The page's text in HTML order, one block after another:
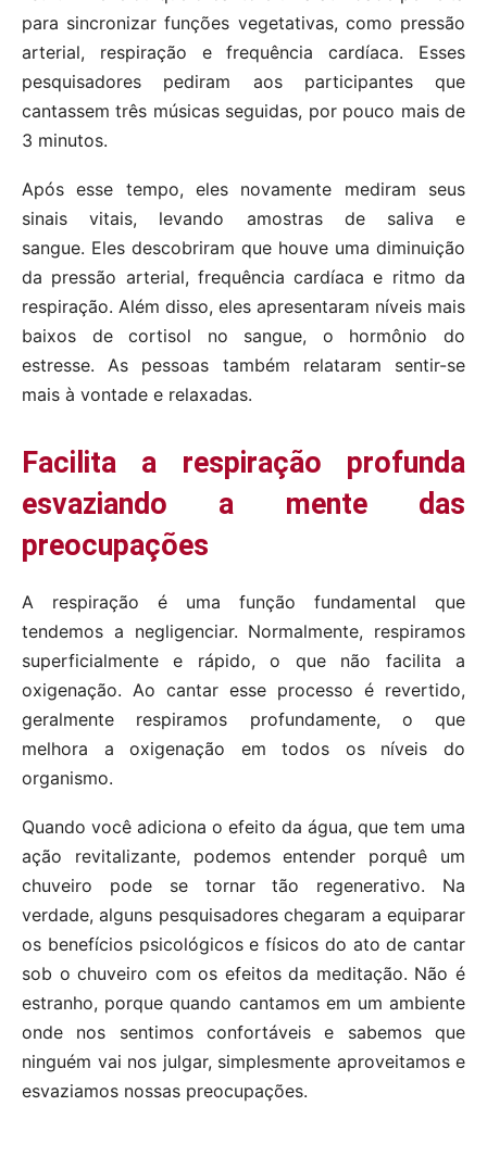
para sincronizar funções vegetativas, como pressão
arterial, respiração e frequência cardíaca. Esses
pesquisadores pediram aos participantes que
cantassem três músicas seguidas, por pouco mais de
3 minutos.
Após esse tempo, eles novamente mediram seus
sinais vitais, levando amostras de saliva e
sangue. Eles descobriram que houve uma diminuição
da pressão arterial, frequência cardíaca e ritmo da
respiração. Além disso, eles apresentaram níveis mais
baixos de cortisol no sangue, o hormônio do
estresse. As pessoas também relataram sentir-se
mais à vontade e relaxadas.
Facilita a respiração profunda
esvaziando a mente das
preocupações
A respiração é uma função fundamental que
tendemos a negligenciar. Normalmente, respiramos
superficialmente e rápido, o que não facilita a
oxigenação. Ao cantar esse processo é revertido,
geralmente respiramos profundamente, o que
melhora a oxigenação em todos os níveis do
organismo.
Quando você adiciona o efeito da água, que tem uma
ação revitalizante, podemos entender porquê um
chuveiro pode se tornar tão regenerativo. Na
verdade, alguns pesquisadores chegaram a equiparar
os benefícios psicológicos e físicos do ato de cantar
sob o chuveiro com os efeitos da meditação. Não é
estranho, porque quando cantamos em um ambiente
onde nos sentimos confortáveis ​​e sabemos que
ninguém vai nos julgar, simplesmente aproveitamos e
esvaziamos nossas preocupações.